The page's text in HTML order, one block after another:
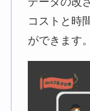
コストと時
ができます。